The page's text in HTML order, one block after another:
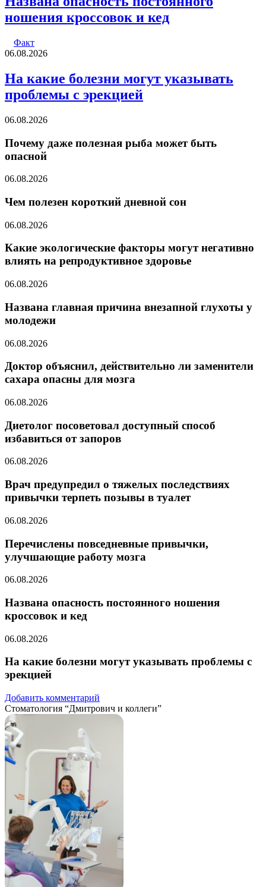
ношения кроссовок и кед
Факт
06.08.2026
На какие болезни могут указывать
проблемы с эрекцией
06.08.2026
Почему даже полезная рыба может быть
опасной
06.08.2026
Чем полезен короткий дневной сон
06.08.2026
Какие экологические факторы могут негативно
влиять на репродуктивное здоровье
06.08.2026
Названа главная причина внезапной глухоты у
молодежи
06.08.2026
Доктор объяснил, действительно ли заменители
сахара опасны для мозга
06.08.2026
Диетолог посоветовал доступный способ
избавиться от запоров
06.08.2026
Врач предупредил о тяжелых последствиях
привычки терпеть позывы в туалет
06.08.2026
Перечислены повседневные привычки,
улучшающие работу мозга
06.08.2026
Названа опасность постоянного ношения
кроссовок и кед
06.08.2026
На какие болезни могут указывать проблемы с
эрекцией
Добавить комментарий
Стоматология “Дмитрович и коллеги”